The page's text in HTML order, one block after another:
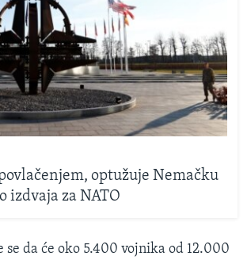
optužuje Nemačku
izdvaja za NATO
se da će oko 5.400 vojnika od 12.000